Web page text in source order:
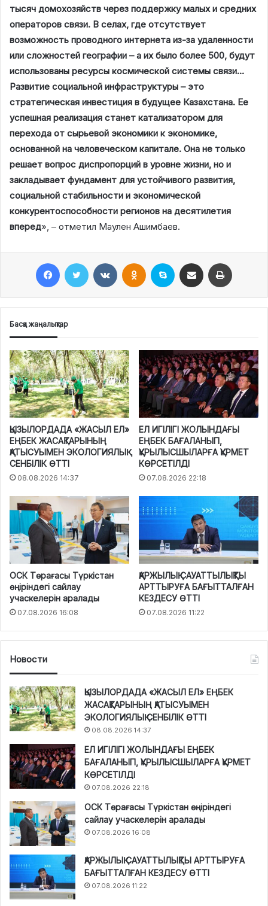
тысяч домохозяйств через поддержку малых и средних
операторов связи. В селах, где отсутствует
возможность проводного интернета из-за удаленности
или сложностей географии – а их было более 500, будут
использованы ресурсы космической системы связи…
Развитие социальной инфраструктуры – это
стратегическая инвестиция в будущее Казахстана. Ее
успешная реализация станет катализатором для
перехода от сырьевой экономики к экономике,
основанной на человеческом капитале. Она не только
решает вопрос диспропорций в уровне жизни, но и
закладывает фундамент для устойчивого развития,
социальной стабильности и экономической
конкурентоспособности регионов на десятилетия
вперед», – отметил Маулен Ашимбаев.
Басқа жаңалықтар
ҚЫЗЫЛОРДАДА «ЖАСЫЛ ЕЛ»
ЕҢБЕК ЖАСАҚТАРЫНЫҢ
ҚАТЫСУЫМЕН ЭКОЛОГИЯЛЫҚ
СЕНБІЛІК ӨТТІ
08.08.2026 14:37
ЕЛ ИГІЛІГІ ЖОЛЫНДАҒЫ
ЕҢБЕК БАҒАЛАНЫП,
ҚҰРЫЛЫСШЫЛАРҒА ҚҰРМЕТ
КӨРСЕТІЛДІ
07.08.2026 22:18
ОСК Төрағасы Түркістан
өңіріндегі сайлау
учаскелерін аралады
07.08.2026 16:08
ҚАРЖЫЛЫҚ САУАТТЫЛЫҚТЫ
АРТТЫРУҒА БАҒЫТТАЛҒАН
КЕЗДЕСУ ӨТТІ
07.08.2026 11:22
Новости
ҚЫЗЫЛОРДАДА «ЖАСЫЛ ЕЛ» ЕҢБЕК
ЖАСАҚТАРЫНЫҢ ҚАТЫСУЫМЕН
ЭКОЛОГИЯЛЫҚ СЕНБІЛІК ӨТТІ
08.08.2026 14:37
ЕЛ ИГІЛІГІ ЖОЛЫНДАҒЫ ЕҢБЕК
БАҒАЛАНЫП, ҚҰРЫЛЫСШЫЛАРҒА ҚҰРМЕТ
КӨРСЕТІЛДІ
07.08.2026 22:18
ОСК Төрағасы Түркістан өңіріндегі
сайлау учаскелерін аралады
07.08.2026 16:08
ҚАРЖЫЛЫҚ САУАТТЫЛЫҚТЫ АРТТЫРУҒА
БАҒЫТТАЛҒАН КЕЗДЕСУ ӨТТІ
07.08.2026 11:22